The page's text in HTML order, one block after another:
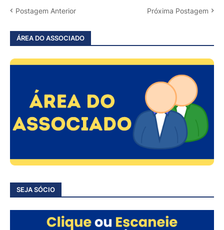
Postagem Anterior Próxima Postagem
ÁREA DO ASSOCIADO
SEJA SÓCIO